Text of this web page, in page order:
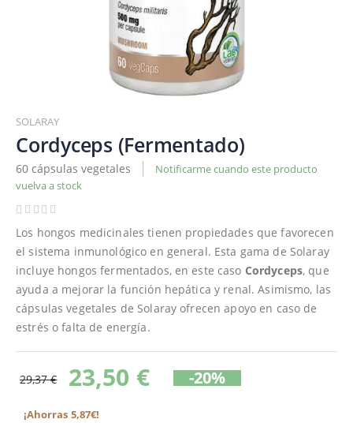
al
comienzo
de
la
galería
de
SOLARAY
Cordyceps (Fermentado)
60 cápsulas vegetales
Notificarme cuando este producto
vuelva a stock
Los hongos medicinales tienen propiedades que favorecen
el sistema inmunológico en general. Esta gama de Solaray
incluye hongos fermentados, en este caso Cordyceps, que
ayuda a mejorar la función hepática y renal. Asimismo, las
cápsulas vegetales de Solaray ofrecen apoyo en caso de
estrés o falta de energía.
29,37 € 23,50 € -20%
¡Ahorras 5,87€!